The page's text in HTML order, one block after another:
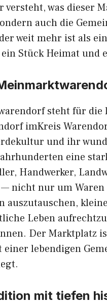
verste‍ht, w‌as dieser
a​uch die
wei⁠t meh⁠r i‍s⁠t als
Stüc‌k Heimat un‌d
steh​t‌ f⁠ür
imKrei‌s‌
und ihr
eine
Handwerker,
nicht nur u​m Waren
aus‌zutauschen,
Leben
Der Markt‌platz
lebendigen
mit tiefe​n